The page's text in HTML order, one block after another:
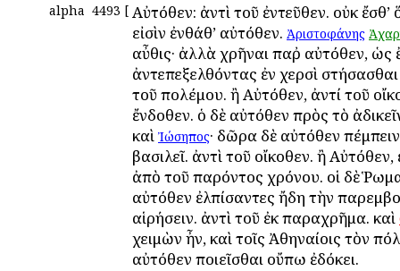
alpha 4493 [ Αὐτόθεν: ἀντὶ τοῦ ἐντεῦθεν. οὐκ
εἰσὶν ἐνθάθ’ αὐτόθεν. Ἀριστοφάνης
αὖθις· ἀλλὰ χρῆναι παῤ αὐτόθεν, ὡς
ἀντεπεξελθόντας ἐν χερσὶ
τοῦ πολέμου. ἢ Αὐτόθεν, ἀντί τοῦ
ἔνδοθεν. ὁ δὲ αὐτόθεν πρὸς τὸ
καὶ Ἰώσηπος· δῶρα δὲ αὐτόθεν
βασιλεῖ. ἀντὶ τοῦ οἴκοθεν. ἢ Αὐτόθεν,
ἀπὸ τοῦ παρόντος χρόνου. οἱ δὲ
αὐτόθεν ἐλπίσαντες ἤδη τὴν
αἱρήσειν. ἀντὶ τοῦ ἐκ παραχρῆμα. καὶ
χειμὼν ἦν, καὶ τοῖς Ἀθηναίοις τὸν
αὐτόθεν ποιεῖσθαι οὔπω ἐδόκει.